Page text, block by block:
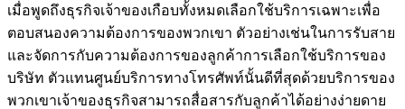
เมื่อพูดถึงธุรกิจเจ้าของเกือบทั้งหมดเลือกใช้บริการเฉพาะเพื่อ
ตอบสนองความต้องการของพวกเขา ตัวอย่างเช่นในการรับสาย
และจัดการกับความต้องการของลูกค้าการเลือกใช้บริการของ
บริษัท ตัวแทนศูนย์บริการทางโทรศัพท์นั้นดีที่สุดด้วยบริการของ
พวกเขาเจ้าของธุรกิจสามารถสื่อสารกับลูกค้าได้อย่างง่ายดาย